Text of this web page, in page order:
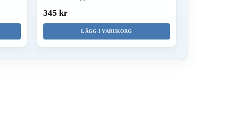
345 kr
LÄGG I VARUKORG